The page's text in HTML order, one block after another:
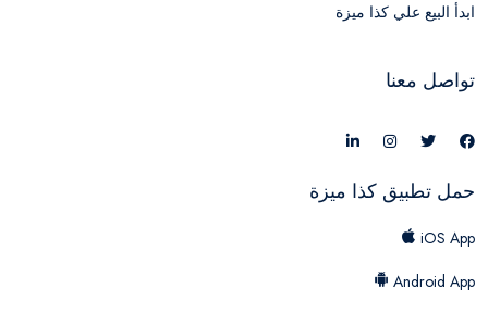
ابدأ البيع علي كذا ميزة
تواصل معنا
حمل تطبيق كذا ميزة
iOS App
Android App